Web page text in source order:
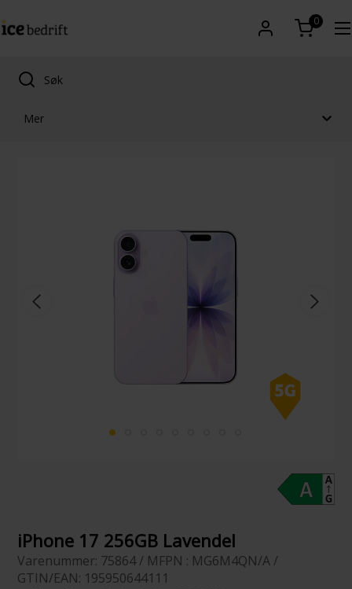
0
Mer
iPhone 17 256GB Lavendel
Varenummer: 75864 / MFPN : MG6M4QN/A /
GTIN/EAN: 195950644111